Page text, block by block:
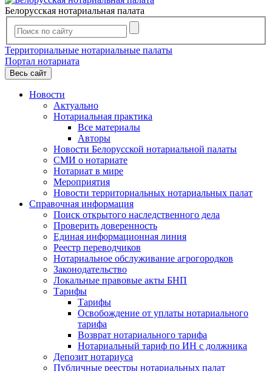
Белорусская нотариальная палата
Территориальные нотариальные палаты
Портал нотариата
Весь сайт
Новости
Актуально
Нотариальная практика
Все материалы
Авторы
Новости Белорусской нотариальной палаты
СМИ о нотариате
Нотариат в мире
Мероприятия
Новости территориальных нотариальных палат
Справочная информация
Поиск открытого наследственного дела
Проверить доверенность
Единая информационная линия
Реестр переводчиков
Нотариальное обслуживание агрогородков
Законодательство
Локальные правовые акты БНП
Тарифы
Тарифы
Освобождение от уплаты нотариального
тарифа
Возврат нотариального тарифа
Нотариальный тариф по ИН с должника
Депозит нотариуса
Публичные реестры нотариальных палат